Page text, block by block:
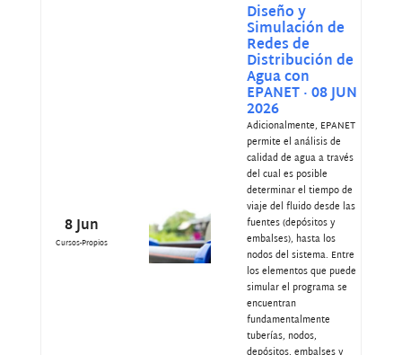
8 Jun
Cursos-Propios
Diseño y
Simulación de
Redes de
Distribución de
Agua con
EPANET · 08 JUN
2026
Adicionalmente, EPANET
permite el análisis de
calidad de agua a través
del cual es posible
determinar el tiempo de
viaje del fluido desde las
fuentes (depósitos y
embalses), hasta los
nodos del sistema. Entre
los elementos que puede
simular el programa se
encuentran
fundamentalmente
tuberías, nodos,